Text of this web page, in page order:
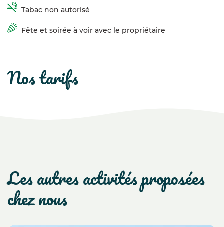
Tabac non autorisé
Fête et soirée à voir avec le propriétaire
nos tarifs
les autres activités proposées
chez nous